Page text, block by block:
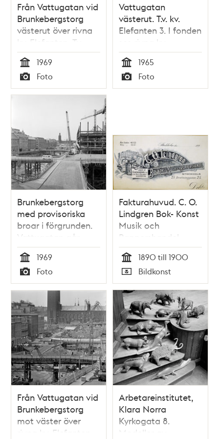
Från Vattugatan vid
Brunkebergstorg
västerut över rivna
kv. Elefanten. Tv.
Herkulesgatan och
kv. Björnen.
Drottninggatan går
på en provisorisk
Tid
1969
Typ
Foto
Vattugatan
västerut. T.v. kv.
Elefanten 3. I fonden
ses rivna kv.
Fyrfotan Större och
därbortom kv.
Fyrfotan Mindre
inför rivning
Tid
1965
Typ
Foto
Brunkebergstorg
med provisoriska
broar i förgrunden.
Vattugatan går
västerut från
Brunkebergstorg 7.
T.v. ligger
Herkulesgatan. Kv.
Wahrenberg och
Elefanten är rivna. I
fonden ses
Stadshuset
Tid
1969
Typ
Foto
Fakturahuvud. C. O.
Lindgren Bok- Konst
Musik och
Pappershandel
Tid
1890 till 1900
Typ
Bildkonst
Från Vattugatan vid
Brunkebergstorg
mot väster över
rivna kv. Elefanten.
Arbetareinstitutet,
Klara Norra
Kyrkogata 8.
Modeller av